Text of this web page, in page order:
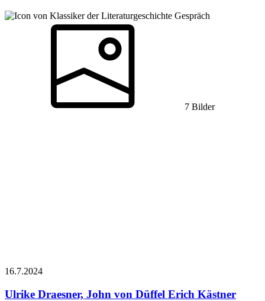
Gespräch
7 Bilder
16.7.2024
Ulrike Draesner, John von Düffel Erich Kästner